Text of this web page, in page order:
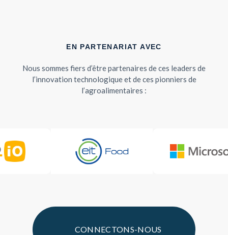
EN PARTENARIAT AVEC
Nous sommes fiers d’être partenaires de ces leaders de
l’innovation technologique et de ces pionniers de
l’agroalimentaires :
CONNECTONS-NOUS